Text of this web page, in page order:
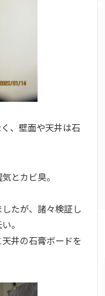
、壁面や天井は石
とカビ臭。
たが、諸々検証し
。
井の石膏ボードを